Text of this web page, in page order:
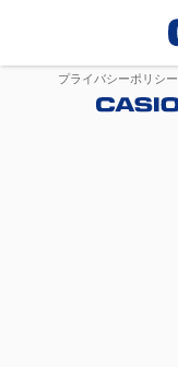
プライバシーポリシー